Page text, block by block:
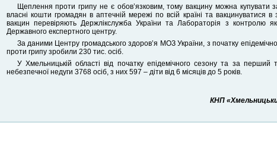
Щеплення проти грипу не є обов’язковим, тому вакцину можна купувати
власні кошти громадян в аптечній мережі по всій країні та вакцинуватися
вакцин перевіряють Держлікслужба України та Лабораторія з контролю
Державного експертного центру.
За даними Центру громадського здоров’я МОЗ України, з початку
проти грипу зробили 230 тис. осіб.
У Хмельницькій області від початку епідемічного сезону та за перший
небезпечної недуги 3768 осіб, з них 597 – діти від 6 місяців до 5 років.
КНП